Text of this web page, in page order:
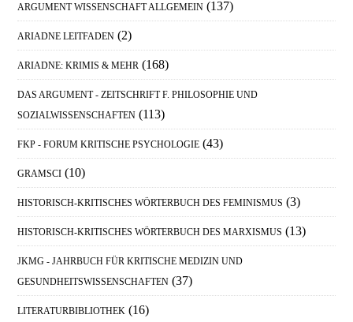
ARGUMENT WISSENSCHAFT ALLGEMEIN (137)
ARIADNE LEITFADEN (2)
ARIADNE: KRIMIS & MEHR (168)
DAS ARGUMENT - ZEITSCHRIFT F. PHILOSOPHIE UND
SOZIALWISSENSCHAFTEN (113)
FKP - FORUM KRITISCHE PSYCHOLOGIE (43)
GRAMSCI (10)
HISTORISCH-KRITISCHES WÖRTERBUCH DES FEMINISMUS (3)
HISTORISCH-KRITISCHES WÖRTERBUCH DES MARXISMUS (13)
JKMG - JAHRBUCH FÜR KRITISCHE MEDIZIN UND
GESUNDHEITSWISSENSCHAFTEN (37)
LITERATURBIBLIOTHEK (16)